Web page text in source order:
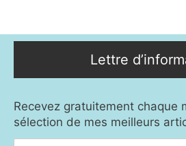
Lettre
Recevez gratuitement chaque
sélection de mes meilleurs